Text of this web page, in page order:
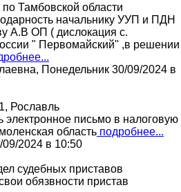
Тамбовской области
начальнику УУП и ПДН
А.В ОП ( дислокация с.
" Первомайский" ,в решении
Понедельник 30/09/2024 в
Рославль
электронное письмо в налоговую
область подробнее...
2024 в 10:50
судебных приставов
обязвности пристав